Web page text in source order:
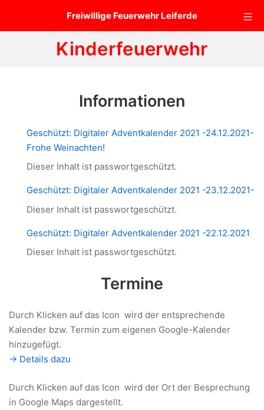
Freiwillige Feuerwehr Leiferde
Kinderfeuerwehr
Informationen
Geschützt: Digitaler Adventkalender 2021 -24.12.2021-
Frohe Weinachten!
Dieser Inhalt ist passwortgeschützt.
Geschützt: Digitaler Adventkalender 2021 -23.12.2021-
Dieser Inhalt ist passwortgeschützt.
Geschützt: Digitaler Adventkalender 2021 -22.12.2021
Dieser Inhalt ist passwortgeschützt.
Termine
Durch Klicken auf das Icon wird der entsprechende
Kalender bzw. Termin zum eigenen Google-Kalender
hinzugefügt.
-> Details dazu
Durch Klicken auf das Icon wird der Ort der Besprechung
in Google Maps dargestellt.